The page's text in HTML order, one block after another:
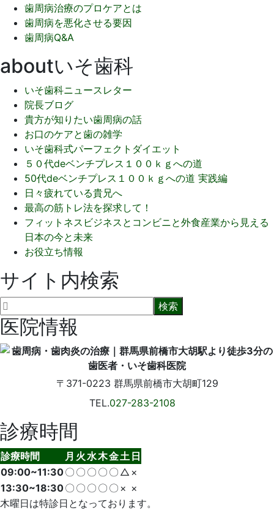
歯周病治療のプロケアとは
歯周病を悪化させる要因
歯周病Q&A
aboutいそ歯科
いそ歯科ニュースレター
院長ブログ
貴方が知りたい歯周病の話
お口のケアと歯の雑学
いそ歯科式パーフェクトダイエット
５０代deベンチプレス１００ｋｇへの道
50代deベンチプレス１００ｋｇへの道 実践編
日々疲れている貴兄へ
最高の筋トレ法を探求して！
フィットネスビジネスとコンビニと外食産業から見える
日本の今と未来
お役立ち情報
サイト内検索
医院情報
〒371-0223 群馬県前橋市大胡町129
TEL.027-283-2108
診療時間
診療時間 月 火 水木金土 日
09:00~11:30〇 〇 〇 〇 〇 △ ×
13:30~18:30〇 〇 〇 〇 〇 × ×
木曜日は特診日となっております。